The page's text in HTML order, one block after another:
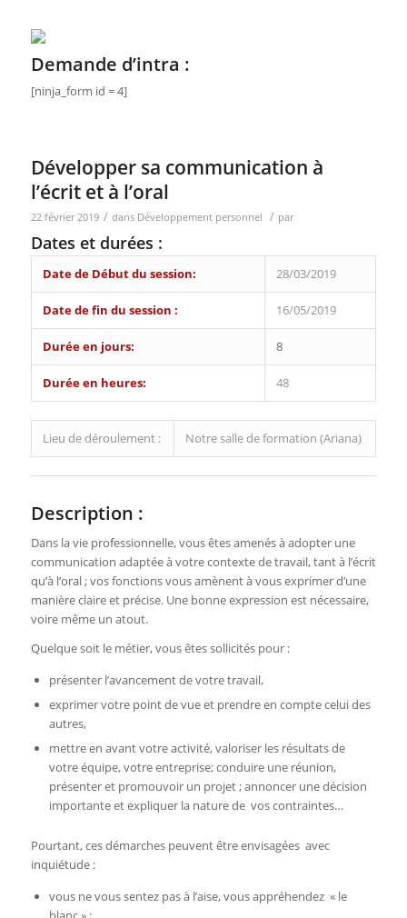
Demande d’intra :
[ninja_form id = 4]
Développer sa communication à
l’écrit et à l’oral
22 février 2019 / dans Développement personnel / par
Dates et durées :
Date de Début du session: 28/03/2019
Date de fin du session : 16/05/2019
Durée en jours: 8
Durée en heures: 48
Lieu de déroulement : Notre salle de formation (Ariana)
Description :
Dans la vie professionnelle, vous êtes amenés à adopter une
communication adaptée à votre contexte de travail, tant à l’écrit
qu’à l’oral ; vos fonctions vous amènent à vous exprimer d’une
manière claire et précise. Une bonne expression est nécessaire,
voire même un atout.
Quelque soit le métier, vous êtes sollicités pour :
présenter l’avancement de votre travail,
exprimer votre point de vue et prendre en compte celui des
autres,
mettre en avant votre activité, valoriser les résultats de
votre équipe, votre entreprise; conduire une réunion,
présenter et promouvoir un projet ; annoncer une décision
importante et expliquer la nature de vos contraintes…
Pourtant, ces démarches peuvent être envisagées avec
inquiétude :
vous ne vous sentez pas à l’aise, vous appréhendez « le